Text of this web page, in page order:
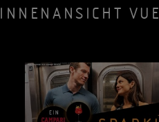
INNENANSICHT VUE